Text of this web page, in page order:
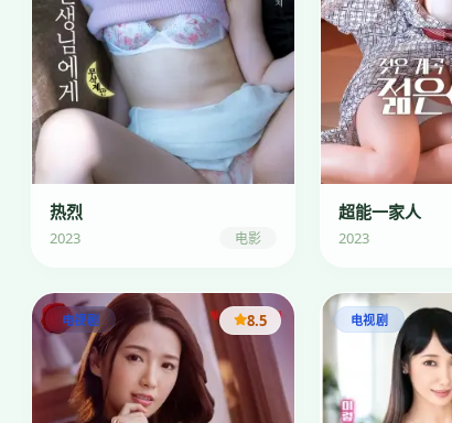
热烈
2023 电影
超能一家人
2023
电视剧 8.5 电视剧